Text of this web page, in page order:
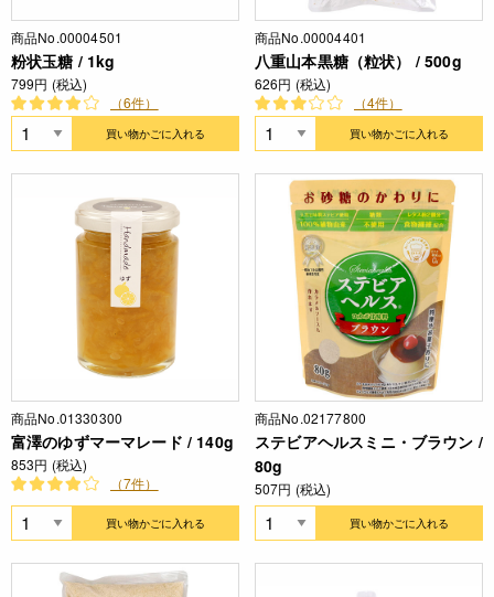
商品No.00004501
粉状玉糖 / 1kg
799円 (税込)
（6件）
買い物かごに入れる
商品No.00004401
八重山本黒糖（粒状） / 500g
626円 (税込)
（4件）
買い物かごに入れる
商品No.01330300
富澤のゆずマーマレード / 140g
853円 (税込)
（7件）
買い物かごに入れる
商品No.02177800
ステビアヘルスミニ・ブラウン /
80g
507円 (税込)
買い物かごに入れる